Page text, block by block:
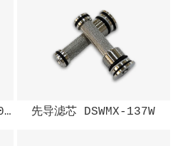
卸载阀滤芯组件 DSWMX-002W 先导滤芯 DSWMX-137W